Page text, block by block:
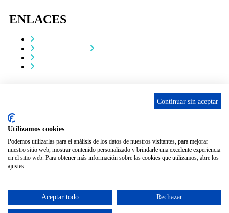
ENLACES
ASCAN. © 2022. Todos los derechos reservados.
Igor André Guerra.
Continuar sin aceptar
Utilizamos cookies
Podemos utilizarlas para el análisis de los datos de nuestros visitantes, para mejorar
nuestro sitio web, mostrar contenido personalizado y brindarle una excelente experiencia
en el sitio web. Para obtener más información sobre las cookies que utilizamos, abre los
ajustes.
Aceptar todo Rechazar